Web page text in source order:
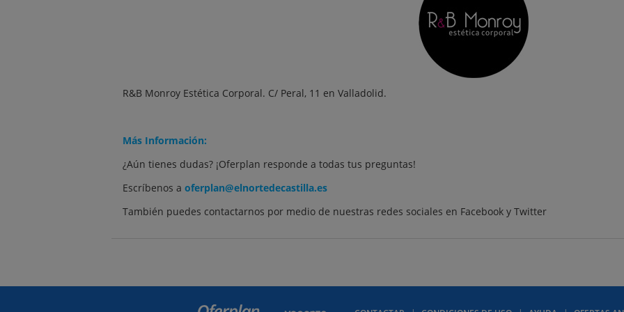
R&B Monroy Estética Corporal. C/ Peral, 11 en Valladolid.
Más Información:
¿Aún tienes dudas? ¡Oferplan responde a todas tus preguntas!
Escríbenos a oferplan@elnortedecastilla.es
También puedes contactarnos por medio de nuestras redes sociales en Facebook y Twitter
CONTACTAR CONDICIONES DE USO AYUDA OFERTAS